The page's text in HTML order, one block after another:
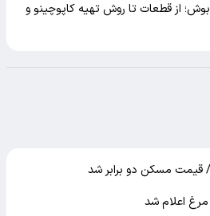
از قطعات تا روش تهیه کاپوچینو و
قیمت مسکن دو برابر شد
اعلام شد